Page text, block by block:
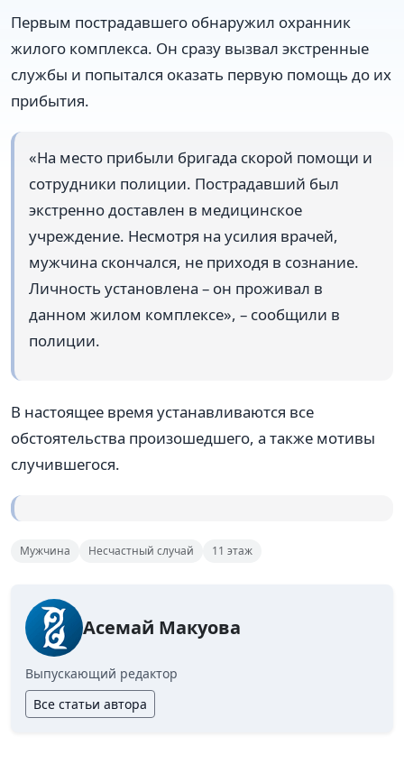
Первым пострадавшего обнаружил охранник
жилого комплекса. Он сразу вызвал экстренные
службы и попытался оказать первую помощь до их
прибытия.
«На место прибыли бригада скорой помощи и
сотрудники полиции. Пострадавший был
экстренно доставлен в медицинское
учреждение. Несмотря на усилия врачей,
мужчина скончался, не приходя в сознание.
Личность установлена – он проживал в
данном жилом комплексе», – сообщили в
полиции.
В настоящее время устанавливаются все
обстоятельства произошедшего, а также мотивы
случившегося.
Мужчина Несчастный случай 11 этаж
Асемай Макуова
Выпускающий редактор
Все статьи автора